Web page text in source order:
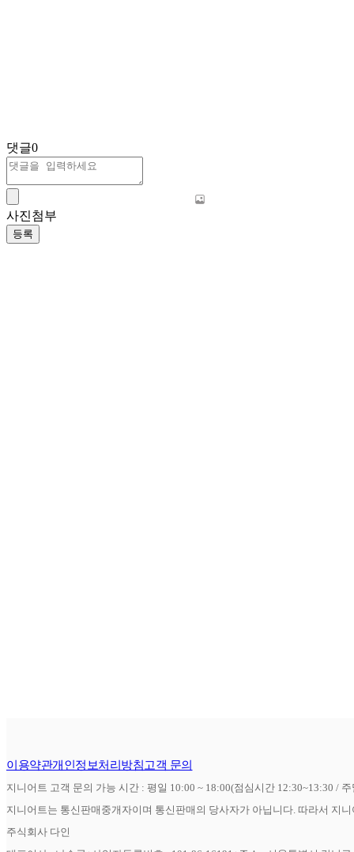
댓글0
사진첨부
등록
이용약관개인정보처리방침고객 문의
지니어트 고객 문의 가능 시간 : 평일 10:00 ~ 18:00(점심시간 12:30~13:30 /
지니어트는 통신판매중개자이며 통신판매의 당사자가 아닙니다. 따라서 지
주식회사 다인